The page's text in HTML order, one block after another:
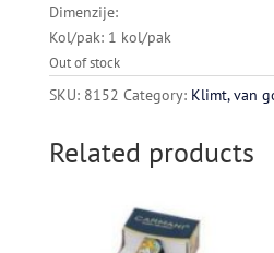
Dimenzije:
Kol/pak: 1 kol/pak
Out of stock
SKU: 8152 Category: Klimt, van
Related products